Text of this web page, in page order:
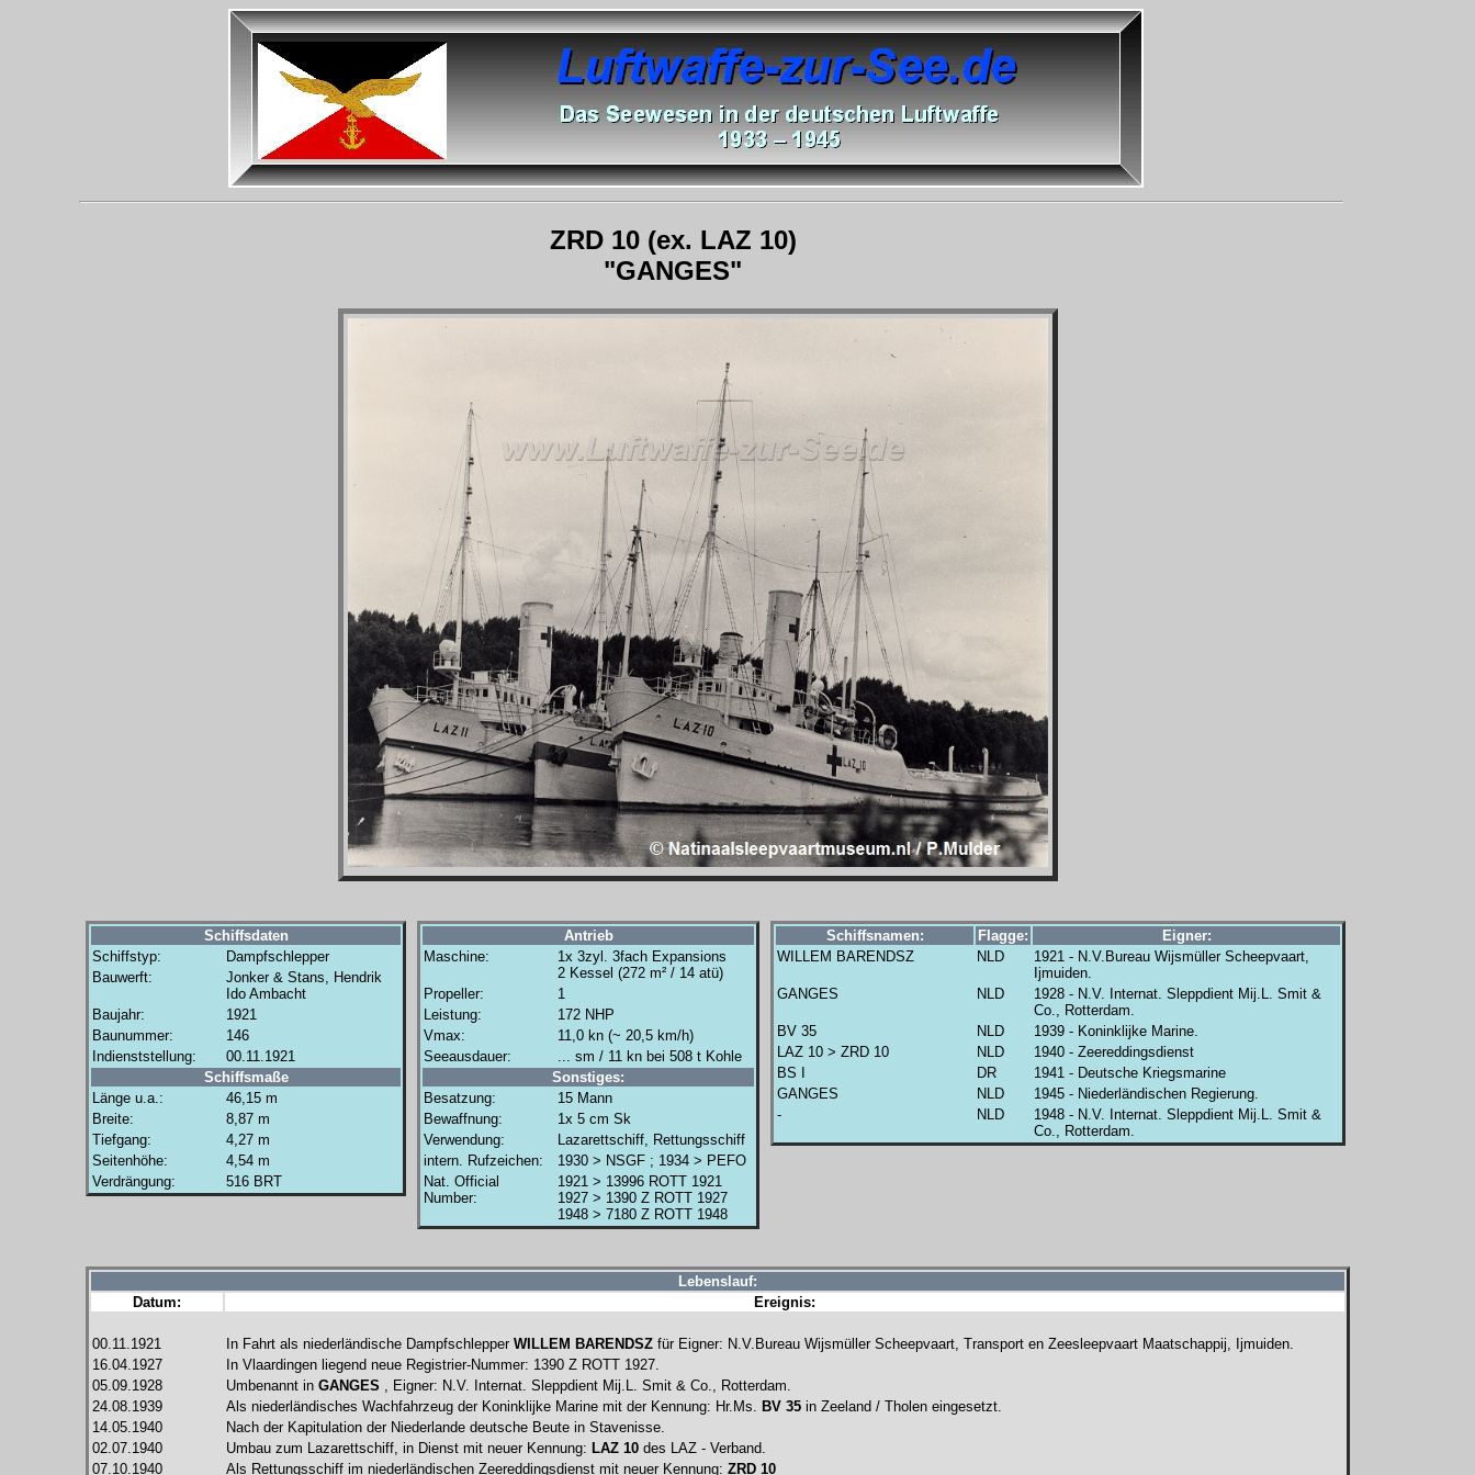
ZRD 10 (ex. LAZ 10)
"GANGES"
Schiffsdaten
Schiffstyp:
Dampfschlepper
Bauwerft:
Jonker & Stans, Hendrik
Ido Ambacht
Baujahr:
1921
Baunummer:
146
Indienststellung:
00.11.1921
Schiffsmaße
Länge u.a.:
46,15 m
Breite:
8,87 m
Tiefgang:
4,27 m
Seitenhöhe:
4,54 m
Verdrängung:
516 BRT
Antrieb
Maschine:
1x 3zyl. 3fach Expansions
2 Kessel (272 m² / 14 atü)
Propeller:
1
Leistung:
172 NHP
Vmax:
11,0 kn (~ 20,5 km/h)
Seeausdauer:
... sm / 11 kn bei 508 t Kohle
Sonstiges:
Besatzung:
15 Mann
Bewaffnung:
1x 5 cm Sk
Verwendung:
Lazarettschiff, Rettungsschiff
intern. Rufzeichen:
1930 > NSGF ; 1934 > PEFO
Nat. Official
Number:
1921 > 13996 ROTT 1921
1927 > 1390 Z ROTT 1927
1948 > 7180 Z ROTT 1948
Schiffsnamen: Flagge:
Eigner:
WILLEM BARENDSZ
NLD
1921 - N.V.Bureau Wijsmüller Scheepvaart,
Ijmuiden.
GANGES
NLD
1928 - N.V. Internat. Sleppdient Mij.L. Smit &
Co., Rotterdam.
BV 35
NLD
1939 - Koninklijke Marine.
LAZ 10 > ZRD 10
NLD
1940 - Zeereddingsdienst
BS I
DR
1941 - Deutsche Kriegsmarine
GANGES
NLD
1945 - Niederländischen Regierung.
-
NLD
1948 - N.V. Internat. Sleppdient Mij.L. Smit &
Co., Rotterdam.
Lebenslauf:
Datum:
Ereignis:
00.11.1921 In Fahrt als niederländische Dampfschlepper WILLEM BARENDSZ für Eigner: N.V.Bureau Wijsmüller Scheepvaart, Transport en Zeesleepvaart Maatschappij, Ijmuiden.
16.04.1927
In Vlaardingen liegend neue Registrier-Nummer: 1390 Z ROTT 1927.
05.09.1928
Umbenannt in GANGES , Eigner: N.V. Internat. Sleppdient Mij.L. Smit & Co., Rotterdam.
24.08.1939
Als niederländisches Wachfahrzeug der Koninklijke Marine mit der Kennung: Hr.Ms. BV 35 in Zeeland / Tholen eingesetzt.
14.05.1940
Nach der Kapitulation der Niederlande deutsche Beute in Stavenisse.
02.07.1940
Umbau zum Lazarettschiff, in Dienst mit neuer Kennung: LAZ 10 des LAZ - Verband.
07.10.1940
Als Rettungsschiff im niederländischen Zeereddingsdienst mit neuer Kennung: ZRD 10